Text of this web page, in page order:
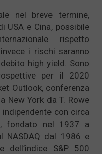
nel breve termine,
USA e Cina, possibile
rispetto
i rischi saranno
high yield. Sono
per il 2020
Outlook, conferenza
New York da T. Rowe
con circa
fondato nel 1937 a
NASDAQ dal 1986 e
dell’indice S&P 500